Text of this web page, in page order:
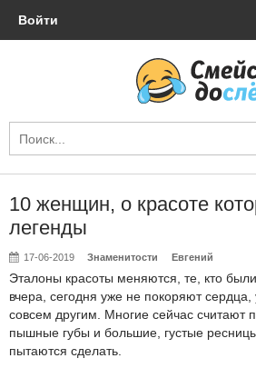
Войти
10 женщин, о красоте
легенды
17-06-2019 Знаменитости Евгений
Эталоны красоты меняются, те, кто
вчера, сегодня уже не покоряют сердца,
совсем другим. Многие сейчас считают
пышные губы и большие, густые
пытаются сделать.